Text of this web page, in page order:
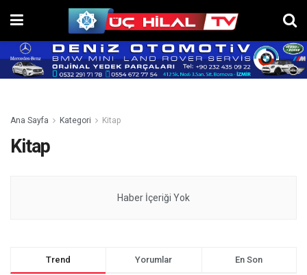
Ana Sayfa Kategori Kitap
Kitap
Haber İçeriği Yok
Trend Yorumlar En Son